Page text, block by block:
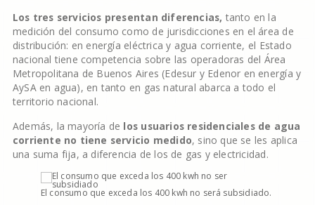
Los tres servicios presentan diferencias, tanto en la
medición del consumo como de jurisdicciones en el área de
distribución: en energía eléctrica y agua corriente, el Estado
nacional tiene competencia sobre las operadoras del Área
Metropolitana de Buenos Aires (Edesur y Edenor en energía y
AySA en agua), en tanto en gas natural abarca a todo el
territorio nacional.
Además, la mayoría de los usuarios residenciales de agua
corriente no tiene servicio medido, sino que se les aplica
una suma fija, a diferencia de los de gas y electricidad.
El consumo que exceda los 400 kwh no será subsidiado.